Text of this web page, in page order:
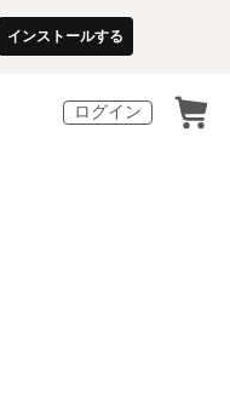
インストールする
ログイン